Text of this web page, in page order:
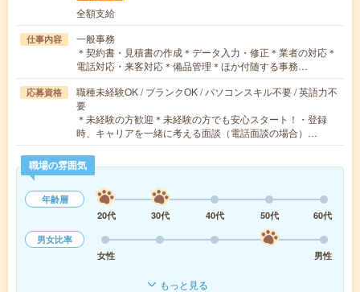
全額支給
仕事内容
一般事務
＊契約書・見積書の作成＊データ入力・修正＊業者の対応＊
電話対応・来客対応＊備品管理＊ほか付随する事務…
応募資格
職種未経験OK / ブランクOK / パソコンスキル不要 / 英語力不
要
＊未経験の方歓迎＊未経験の方でも安心スタート！・登録
時、キャリアを一緒に考える面談（電話面談の場合）…
職場の雰囲気
年齢層
20代
30代 40代 50代
60代
男女比率
女性
男性
もっと見る